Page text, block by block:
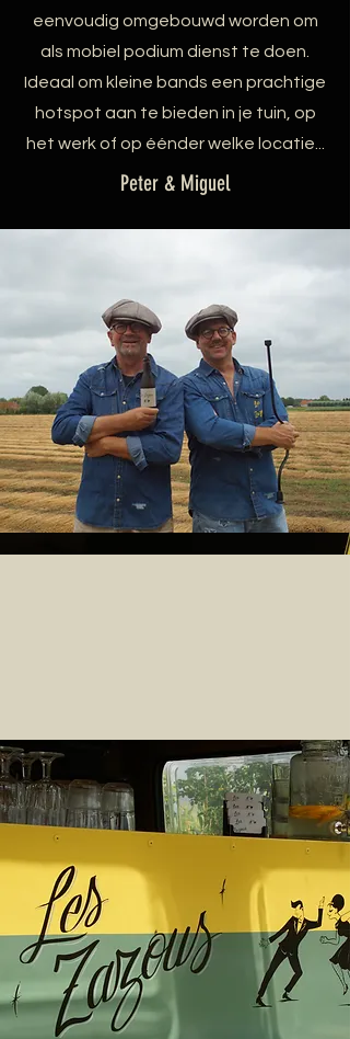
eenvoudig omgebouwd worden om
als mobiel podium dienst te doen.
Ideaal om kleine bands een prachtige
hotspot aan te bieden in je tuin, op
het werk of op éénder welke locatie...
Peter & Miguel